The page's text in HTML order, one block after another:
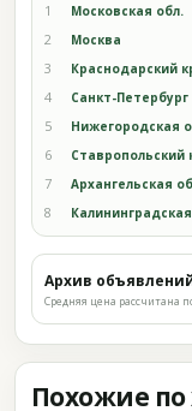
1 Московская обл.
2 Москва
3 Краснодарский
4 Санкт-Петербург
5 Нижегородская
6 Ставропольский
7 Архангельская
8
Архив
Средняя цена рассчитана
Похожие по